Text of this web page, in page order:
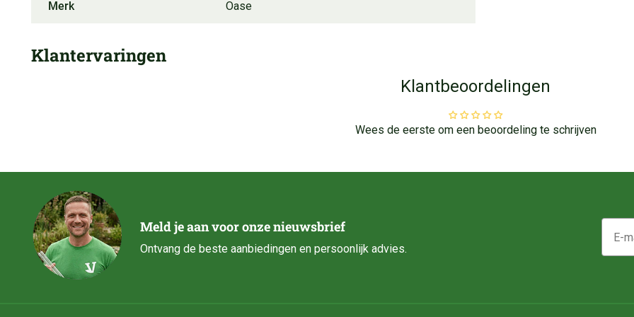
Merk Oase
Klantervaringen
Klantbeoordelingen
Wees de eerste om een beoordeling te schrijven
Meld je aan voor onze nieuwsbrief
Ontvang de beste aanbiedingen en persoonlijk advies.
E-mail